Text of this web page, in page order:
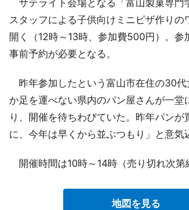
スタッフによる子供向けミニピザ作りの
開く（12時～13時、参加費500円）。参
事前予約が必要となる。
昨年参加したという富山市在住の30代
か足を運べない県内のパン屋さんが一堂
り、開催を待ちわびていた。昨年パンが
に、今年は早くから並ぶつもり」と意気
開催時間は10時～14時（売り切れ次第
地図を見る